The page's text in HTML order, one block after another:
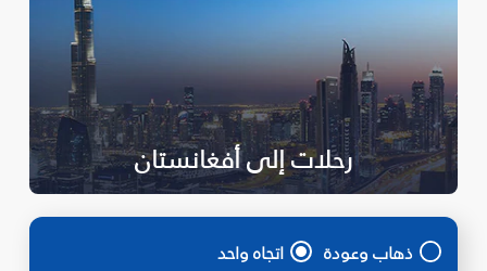
رحلات إلى أفغانستان
ذهاب وعودة اتجاه واحد